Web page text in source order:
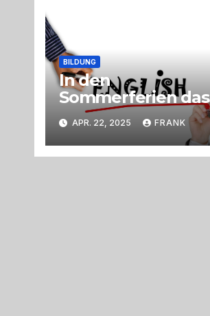
BILDUNG
In den
Sommerferien das
Kind zum
Englischlernen in
der Schweiz in ein
APR. 22, 2025 FRANK